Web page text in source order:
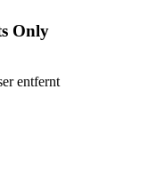
Only
entfernt